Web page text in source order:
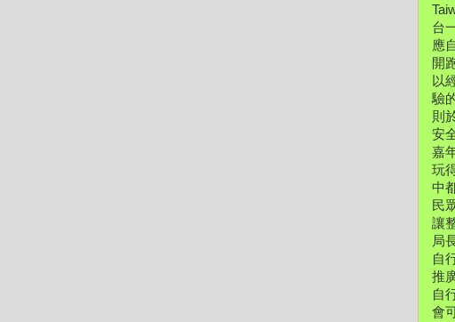
台
應
開
以
驗
則
安
嘉
玩
中
民
讓
局
自
推
自
會